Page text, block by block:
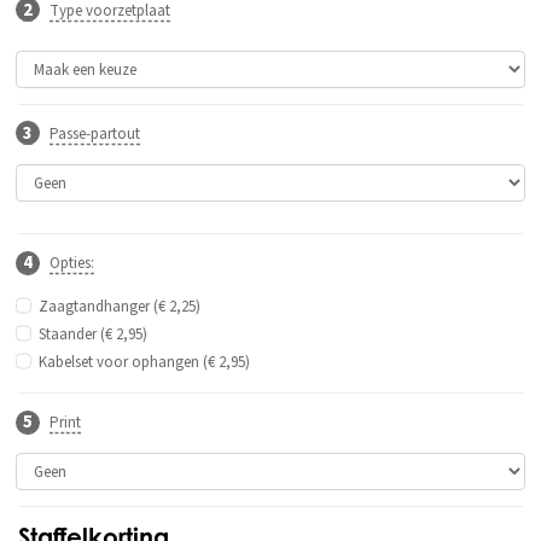
Type voorzetplaat
Passe-partout
Opties:
Zaagtandhanger (€ 2,25)
Staander (€ 2,95)
Kabelset voor ophangen (€ 2,95)
Print